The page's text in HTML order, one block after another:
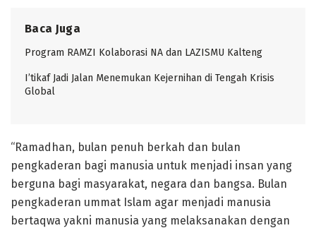
Baca Juga
Program RAMZI Kolaborasi NA dan LAZISMU Kalteng
I’tikaf Jadi Jalan Menemukan Kejernihan di Tengah Krisis
Global
“Ramadhan, bulan penuh berkah dan bulan
pengkaderan bagi manusia untuk menjadi insan yang
berguna bagi masyarakat, negara dan bangsa. Bulan
pengkaderan ummat Islam agar menjadi manusia
bertaqwa yakni manusia yang melaksanakan dengan